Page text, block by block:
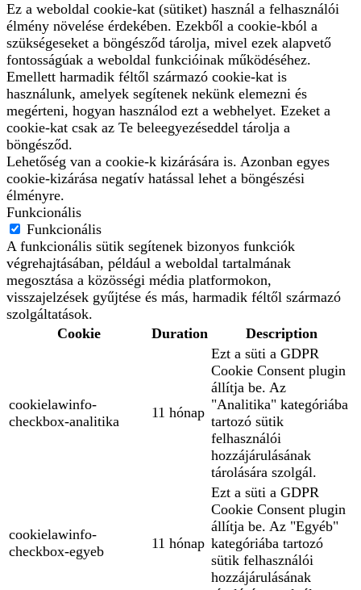
Ez a weboldal cookie-kat (sütiket) használ a felhasználói
élmény növelése érdekében. Ezekből a cookie-kból a
szükségeseket a böngésződ tárolja, mivel ezek alapvető
fontosságúak a weboldal funkcióinak működéséhez.
Emellett harmadik féltől származó cookie-kat is
használunk, amelyek segítenek nekünk elemezni és
megérteni, hogyan használod ezt a webhelyet. Ezeket a
cookie-kat csak az Te beleegyezéseddel tárolja a
böngésződ.
Lehetőség van a cookie-k kizárására is. Azonban egyes
cookie-kizárása negatív hatással lehet a böngészési
élményre.
Funkcionális
Funkcionális
A funkcionális sütik segítenek bizonyos funkciók
végrehajtásában, például a weboldal tartalmának
megosztása a közösségi média platformokon,
visszajelzések gyűjtése és más, harmadik féltől származó
szolgáltatások.
Cookie
Duration Description
cookielawinfo-
checkbox-analitika
11 hónap
Ezt a süti a GDPR
Cookie Consent plugin
állítja be. Az
"Analitika" kategóriába
tartozó sütik
felhasználói
hozzájárulásának
tárolására szolgál.
cookielawinfo-
checkbox-egyeb
11 hónap
Ezt a süti a GDPR
Cookie Consent plugin
állítja be. Az "Egyéb"
kategóriába tartozó
sütik felhasználói
hozzájárulásának